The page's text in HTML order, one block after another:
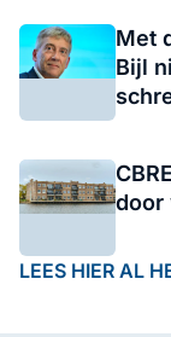
Met
Bijl
door
LEES HIER AL